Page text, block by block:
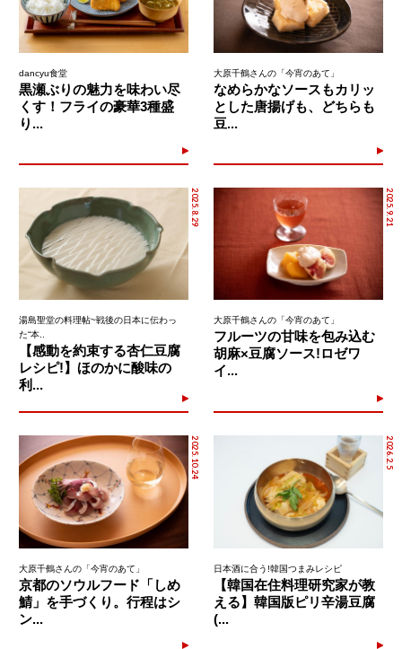
dancyu食堂
黒瀬ぶりの魅力を味わい尽
くす！フライの豪華3種盛
り...
大原千鶴さんの「今宵のあて」
なめらかなソースもカリッ
とした唐揚げも、どちらも
豆...
2025.8.29
湯島聖堂の料理帖~戦後の日本に伝わっ
た“本..
【感動を約束する杏仁豆腐
レシピ!】ほのかに酸味の
利...
2025.9.21
大原千鶴さんの「今宵のあて」
フルーツの甘味を包み込む
胡麻×豆腐ソース!ロゼワ
イ...
2025.10.24
大原千鶴さんの「今宵のあて」
京都のソウルフード「しめ
鯖」を手づくり。行程はシ
ン...
2026.2.5
日本酒に合う!韓国つまみレシピ
【韓国在住料理研究家が教
える】韓国版ピリ辛湯豆腐
(...